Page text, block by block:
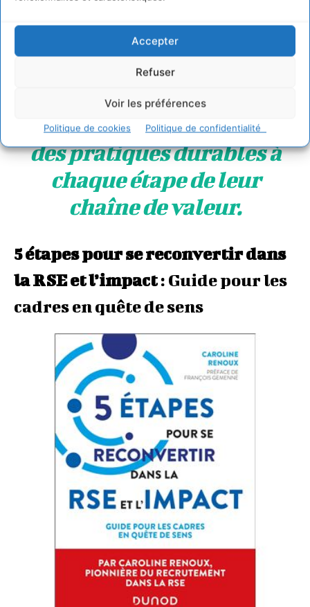
Accepter
Refuser
Voir les préférences
Politique de cookies Politique de confidentialité
demande aux
entrepreneurs de
repenser leurs modèles
d’affaires et d’intégrer
des pratiques durables à
chaque étape de leur
chaîne de valeur.
5 étapes pour se reconvertir dans
la RSE et l’impact: Guide pour les
cadres en quête de sens